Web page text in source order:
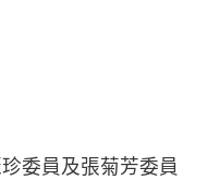
委員及張菊芳委員